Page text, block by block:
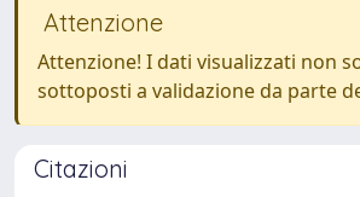
Attenzione
Attenzione! I dati visualizzati non
sottoposti a validazione da parte
Citazioni